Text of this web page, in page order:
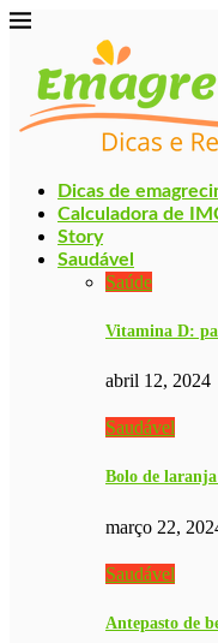
Dicas de
Calculadora de
Story
Saudável
Saúde
Vitamina D:
abril 12, 2024
Saudável
Bolo de
março 22,
Saudável
Antepasto de